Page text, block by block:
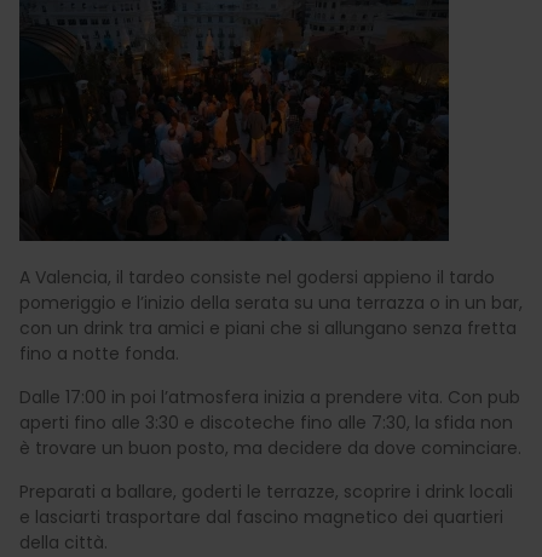
A Valencia, il tardeo consiste nel godersi appieno il tardo
pomeriggio e l’inizio della serata su una terrazza o in un bar,
con un drink tra amici e piani che si allungano senza fretta
fino a notte fonda.
Dalle 17:00 in poi l’atmosfera inizia a prendere vita. Con pub
aperti fino alle 3:30 e discoteche fino alle 7:30, la sfida non
è trovare un buon posto, ma decidere da dove cominciare.
Preparati a ballare, goderti le terrazze, scoprire i drink locali
e lasciarti trasportare dal fascino magnetico dei quartieri
della città.